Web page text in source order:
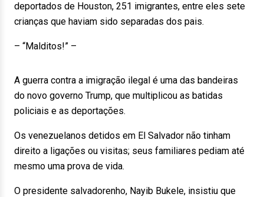
deportados de Houston, 251 imigrantes, entre eles sete
crianças que haviam sido separadas dos pais.
– “Malditos!” –
A guerra contra a imigração ilegal é uma das bandeiras
do novo governo Trump, que multiplicou as batidas
policiais e as deportações.
Os venezuelanos detidos em El Salvador não tinham
direito a ligações ou visitas; seus familiares pediam até
mesmo uma prova de vida.
O presidente salvadorenho, Nayib Bukele, insistiu que